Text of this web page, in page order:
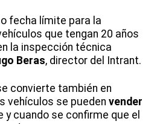
fecha límite para la
que tengan 20 años
la inspección técnica
Beras, director del Intrant.
convierte también en
vehículos se pueden vender
y cuando se confirme que el